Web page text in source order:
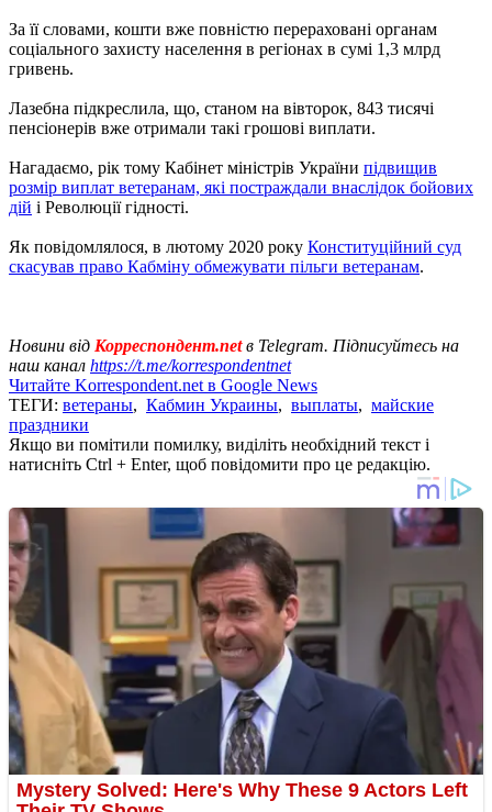
За її словами, кошти вже повністю перераховані органам
соціального захисту населення в регіонах в сумі 1,3 млрд
гривень.
Лазебна підкреслила, що, станом на вівторок, 843 тисячі
пенсіонерів вже отримали такі грошові виплати.
Нагадаємо, рік тому Кабінет міністрів України підвищив
розмір виплат ветеранам, які постраждали внаслідок бойових
дій і Революції гідності.
Як повідомлялося, в лютому 2020 року Конституційний суд
скасував право Кабміну обмежувати пільги ветеранам.
Новини від Корреспондент.netв Telegram. Підписуйтесь на
наш канал https://t.me/korrespondentnet
Читайте Korrespondent.net в Google News
ТЕГИ: ветераны, Кабмин Украины, выплаты, майские
праздники
Якщо ви помітили помилку, виділіть необхідний текст і
натисніть Ctrl + Enter, щоб повідомити про це редакцію.